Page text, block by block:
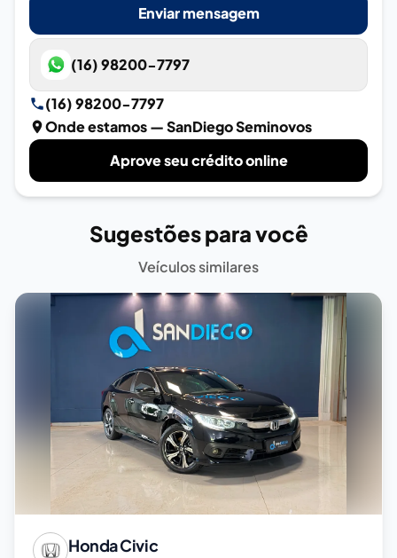
Enviar mensagem
(16) 98200-7797
(16) 98200-7797
Onde estamos— SanDiego Seminovos
Aprove seu crédito online
Sugestões para você
Veículos similares
HondaCivic